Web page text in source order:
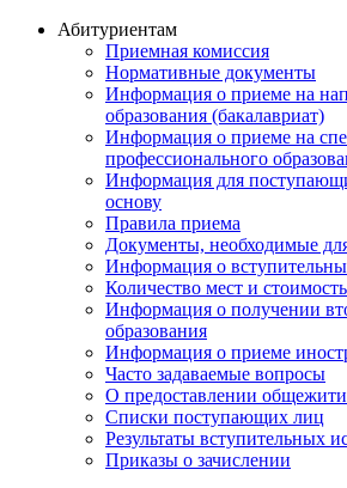
Абитуриентам
Приемная комиссия
Нормативные документы
Информация о приеме на
образования (бакалавриат)
Информация о приеме на
профессионального
Информация для
основу
Правила приема
Документы, необходимые
Информация о
Количество мест и
Информация о получении
образования
Информация о приеме
Часто задаваемые вопросы
О предоставлении
Списки поступающих лиц
Результаты вступительных
Приказы о зачислении